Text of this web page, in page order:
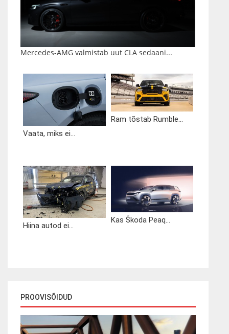
Mercedes-AMG valmistab uut CLA sedaani...
Vaata, miks ei...
Ram tõstab Rumble...
Hiina autod ei...
Kas Škoda Peaq...
PROOVISÕIDUD